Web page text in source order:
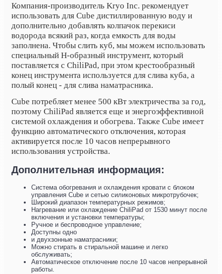
Компания-производитель Kryo Inc. рекомендует
использовать для Cube дистиллированную воду и
дополнительно добавлять колпачок перекиси
водорода всякий раз, когда емкость для воды
заполнена. Чтобы слить куб, мы можем использовать
специальный Н-образный инструмент, который
поставляется с ChiliPad, при этом крестообразный
конец инструмента используется для слива куба, а
полый конец - для слива наматрасника.
Cube потребляет менее 500 кВт электричества за год,
поэтому ChiliPad является еще и энергоэффективной
системой охлаждения и обогрева. Также Cube имеет
функцию автоматического отключения, которая
активируется после 10 часов непрерывного
использования устройства.
Дополнительная информация:
Система обогревания и охлаждения кровати с блоком
управления Cube и сетью силиконовых микротрубочек;
Широкий диапазон температурных режимов;
Нагревание или охлаждение ChiliPad от 1530 минут после
включения и установки температуры;
Ручное и беспроводное управление;
Доступны одно
и двухзонные наматрасники;
Можно стирать в стиральной машине и легко
обслуживать;
Автоматическое отключение после 10 часов непрерывной
работы.